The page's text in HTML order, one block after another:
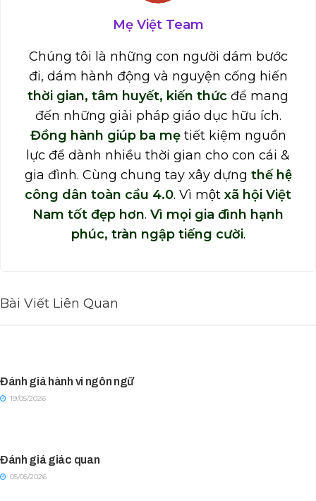
Mẹ Việt Team
Chúng tôi là những con người dám bước
đi, dám hành động và nguyện cống hiến
thời gian, tâm huyết, kiến thức để mang
đến những giải pháp giáo dục hữu ích.
Đồng hành giúp ba mẹtiết kiệm nguồn
lực để dành nhiều thời gian cho con cái &
gia đình. Cùng chung tay xây dựng thế hệ
công dân toàn cầu 4.0. Vì một xã hội Việt
Nam tốt đẹp hơn. Vì mọi gia đình hạnh
phúc, tràn ngập tiếng cười.
Bài Viết Liên Quan
Đánh giá hành vi ngôn ngữ
19/05/2026
Đánh giá giác quan
05/05/2026